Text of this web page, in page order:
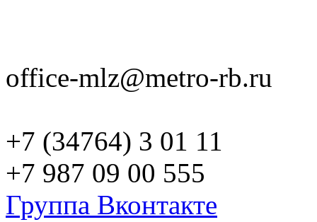
office-mlz@metro-rb.ru
+7 (34764) 3 01 11
+7 987 09 00 555
Группа Вконтакте